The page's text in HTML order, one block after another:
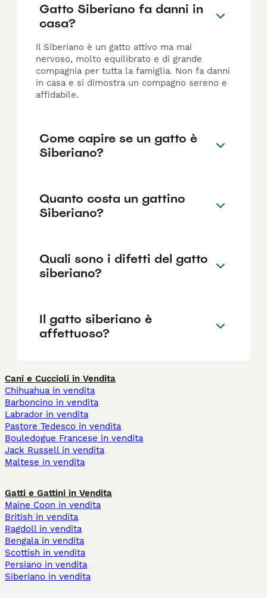
Gatto Siberiano fa danni in
casa?
Il Siberiano è un gatto attivo ma mai
nervoso, molto equilibrato e di grande
compagnia per tutta la famiglia. Non fa danni
in casa e si dimostra un compagno sereno e
affidabile.
Come capire se un gatto è
Siberiano?
Quanto costa un gattino
Siberiano?
Quali sono i difetti del gatto
siberiano?
Il gatto siberiano è
affettuoso?
Cani e Cuccioli in Vendita
Chihuahua in vendita
Barboncino in vendita
Labrador in vendita
Pastore Tedesco in vendita
Bouledogue Francese in vendita
Jack Russell in vendita
Maltese in vendita
Gatti e Gattini in Vendita
Maine Coon in vendita
British in vendita
Ragdoll in vendita
Bengala in vendita
Scottish in vendita
Persiano in vendita
Siberiano in vendita